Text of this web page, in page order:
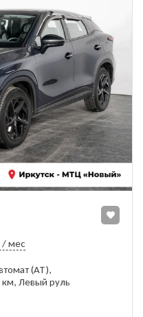
/ мес
(AT),
Левый руль